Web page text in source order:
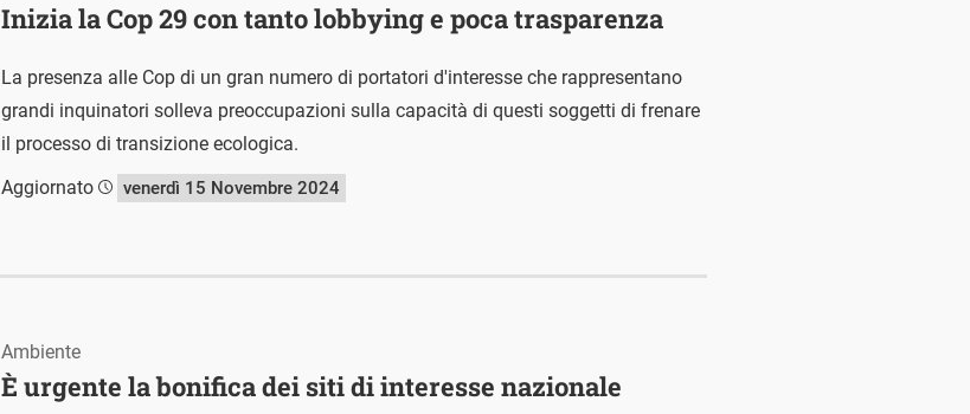
Inizia la Cop 29 con tanto lobbying e poca trasparenza
La presenza alle Cop di un gran numero di portatori d'interesse che rappresentano
grandi inquinatori solleva preoccupazioni sulla capacità di questi soggetti di frenare
il processo di transizione ecologica.
Aggiornato
venerdì 15 Novembre 2024
È urgente la bonifica dei siti di interesse nazionale
Ambiente